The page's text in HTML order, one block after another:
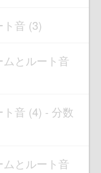
音 (3)
ムとルート音
音 (4) - 分数
ムとルート音